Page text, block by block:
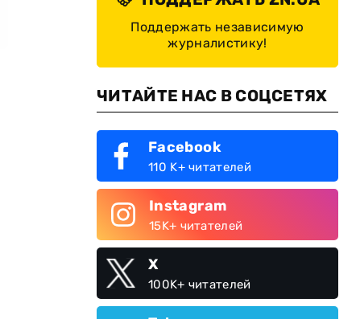
Поддержать независимую
журналистику!
ЧИТАЙТЕ НАС В СОЦСЕТЯХ
Facebook
110 K+ читателей
Instagram
15K+ читателей
X
100K+ читателей